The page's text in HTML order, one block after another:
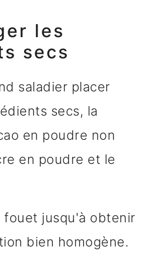
les
secs
saladier placer
secs, la
en poudre non
en poudre et le
fouet jusqu'à obtenir
bien homogène.